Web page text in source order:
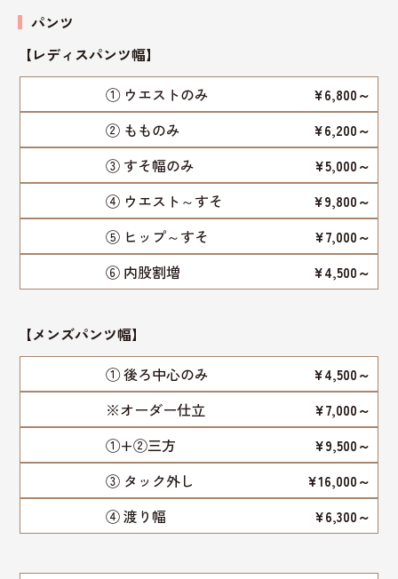
パンツ
【レディスパンツ幅】
① ウエストのみ
¥6,800～
② もものみ ¥6,200～
③ すそ幅のみ ¥5,000～
④ ウエスト～すそ ¥9,800～
⑤ ヒップ～すそ ¥7,000～
⑥ 内股割増 ¥4,500～
【メンズパンツ幅】
① 後ろ中心のみ
¥4,500～
※オーダー仕立 ¥7,000～
①+②三方 ¥9,500～
③ タック外し ¥16,000～
④ 渡り幅 ¥6,300～